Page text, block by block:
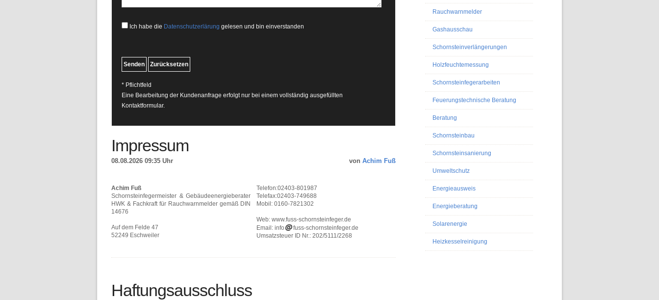
Ich habe die Datenschutzerlärung gelesen und bin einverstanden
* Pflichtfeld
Eine Bearbeitung der Kundenanfrage erfolgt nur bei einem vollständig ausgefüllten
Kontaktformular.
Impressum
08.08.2026 09:35 Uhr von Achim Fuß
Achim Fuß
Schornsteinfegermeister & Gebäudeenergieberater
HWK & Fachkraft für Rauchwarnmelder gemäß DIN
14676
Auf dem Felde 47
52249 Eschweiler
Telefon:02403-801987
Telefax:02403-749688
Mobil: 0160-7821302
Web: www.fuss-schornsteinfeger.de
Email: info
fuss-schornsteinfeger.de
Umsatzsteuer ID Nr.: 202/5111/2268
Haftungsausschluss
Rauchwarnmelder
Gashausschau
Schornsteinverlängerungen
Holzfeuchtemessung
Schornsteinfegerarbeiten
Feuerungstechnische Beratung
Beratung
Schornsteinbau
Schornsteinsanierung
Umweltschutz
Energieausweis
Energieberatung
Solarenergie
Heizkesselreinigung